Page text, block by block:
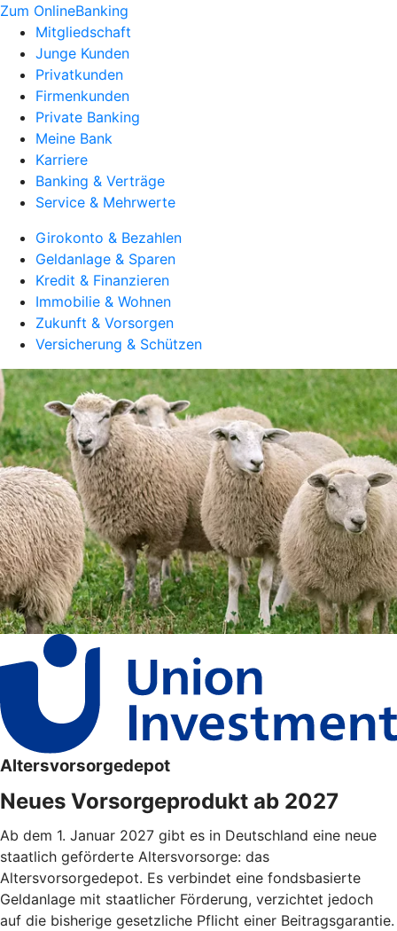
Zum OnlineBanking
Mitgliedschaft
Junge Kunden
Privatkunden
Firmenkunden
Private Banking
Meine Bank
Karriere
Banking & Verträge
Service & Mehrwerte
Girokonto & Bezahlen
Geldanlage & Sparen
Kredit & Finanzieren
Immobilie & Wohnen
Zukunft & Vorsorgen
Versicherung & Schützen
Altersvorsorgedepot
Neues Vorsorgeprodukt ab 2027
Ab dem 1. Januar 2027 gibt es in Deutschland eine neue
staatlich geförderte Altersvorsorge: das
Altersvorsorgedepot. Es verbindet eine fondsbasierte
Geldanlage mit staatlicher Förderung, verzichtet jedoch
auf die bisherige gesetzliche Pflicht einer Beitragsgarantie.